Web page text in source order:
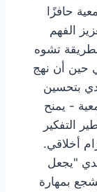
حافزًا
الفهم
بطريقة تشوه
حين أن نهج
بتحسين
- يمنح
التفكير
أخلاقي.
"يجعل
بمهارة